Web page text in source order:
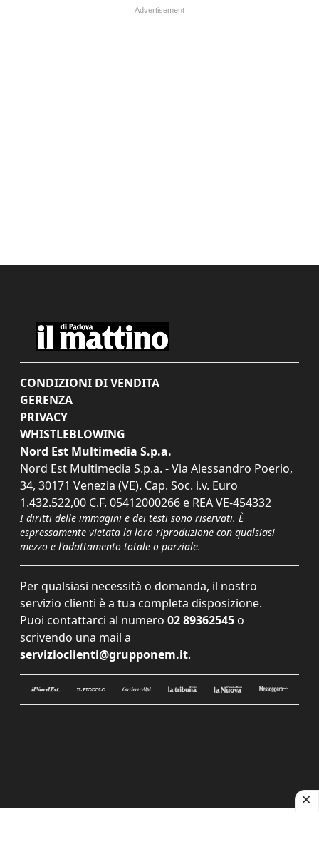
CONDIZIONI DI VENDITA
GERENZA
PRIVACY
WHISTLEBLOWING
Nord Est Multimedia S.p.a.
Nord Est Multimedia S.p.a. - Via Alessandro Poerio,
34, 30171 Venezia (VE). Cap. Soc. i.v. Euro
1.432.522,00 C.F. 05412000266 e REA VE-454332
I diritti delle immagini e dei testi sono riservati. È
espressamente vietata la loro riproduzione con qualsiasi
mezzo e l'adattamento totale o parziale.
Per qualsiasi necessità o domanda, il nostro
servizio clienti è a tua completa disposizione.
Puoi contattarci al numero 02 89362545 o
scrivendo una mail a
servizioclienti@grupponem.it.